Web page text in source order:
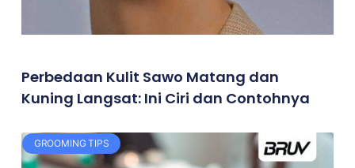
Perbedaan Kulit Sawo Matang dan
Kuning Langsat: Ini Ciri dan Contohnya
GROOMING TIPS